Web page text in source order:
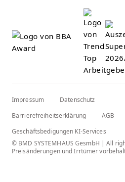
Impressum
Datenschutz
Barrierefreiheitserklärung
AGB
Geschäftsbedigungen KI-Services
© BMD SYSTEMHAUS GesmbH | All
Preisänderungen und Irrtümer